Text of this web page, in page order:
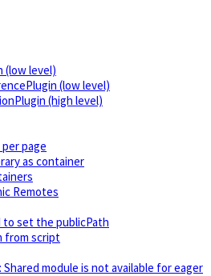
(low level)
(low level)
(high level)
page
as container
Remotes
to set the publicPath
from script
module is not available for eager